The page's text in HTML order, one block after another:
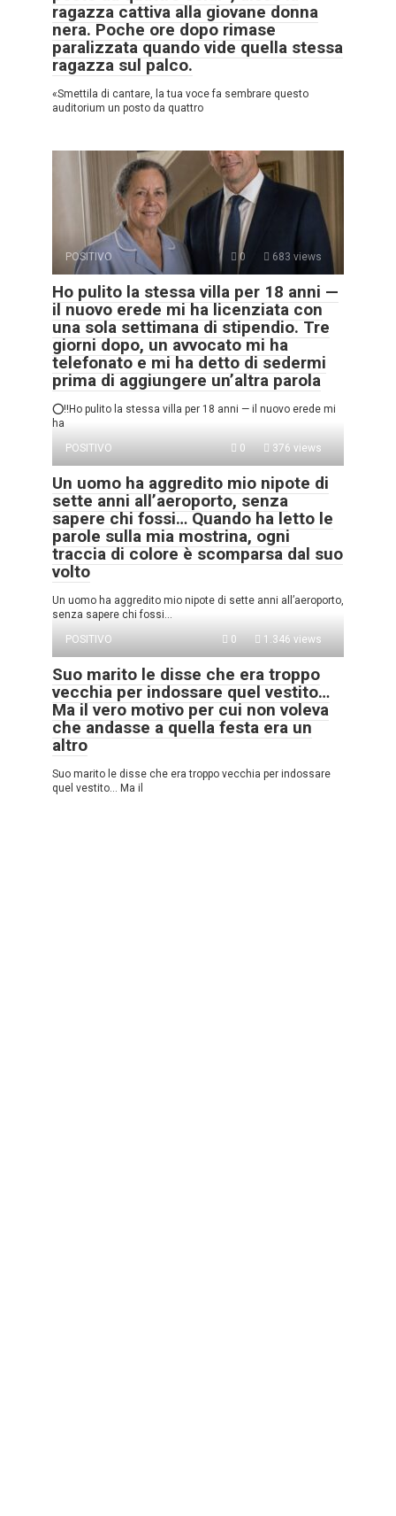
ragazza cattiva alla giovane donna
nera. Poche ore dopo rimase
paralizzata quando vide quella stessa
ragazza sul palco.
«Smettila di cantare, la tua voce fa sembrare questo
auditorium un posto da quattro
POSITIVO 0 683 views
Ho pulito la stessa villa per 18 anni —
il nuovo erede mi ha licenziata con
una sola settimana di stipendio. Tre
giorni dopo, un avvocato mi ha
telefonato e mi ha detto di sedermi
prima di aggiungere un’altra parola
⭕‼️Ho pulito la stessa villa per 18 anni — il nuovo erede mi
ha
POSITIVO
0 376 views
Un uomo ha aggredito mio nipote di
sette anni all’aeroporto, senza
sapere chi fossi… Quando ha letto le
parole sulla mia mostrina, ogni
traccia di colore è scomparsa dal suo
volto
Un uomo ha aggredito mio nipote di sette anni all’aeroporto,
senza sapere chi fossi…
POSITIVO
0 1.346 views
Suo marito le disse che era troppo
vecchia per indossare quel vestito…
Ma il vero motivo per cui non voleva
che andasse a quella festa era un
altro
Suo marito le disse che era troppo vecchia per indossare
quel vestito… Ma il